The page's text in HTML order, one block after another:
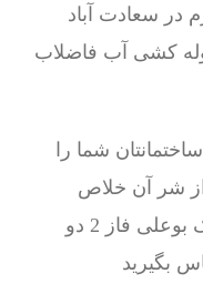
شما را
شر آن خلاص
شوید و اگر در سعادت آباد شهرک بوعلی فاز 2 دو
بگیرید